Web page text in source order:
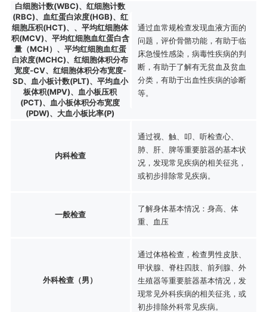
白细胞计数(WBC)、红细胞计数
(RBC)、血红蛋白浓度(HGB)、红
细胞压积(HCT)、、平均红细胞体
积(MCV)、平均红细胞血红蛋白含
量（MCH）、平均红细胞血红蛋
白浓度(MCHC)、红细胞体积分布
宽度-CV、红细胞体积分布宽度-
SD、血小板计数(PLT)、平均血小
板体积(MPV)、血小板压积
(PCT)、血小板体积分布宽度
(PDW)、大血小板比率(P)
通过血常规检查发现血液方面的
问题，评价骨骼功能，有助于临
床急慢性感染，病毒性疾病的判
断，有助于了解有无贫血及贫血
分类，有助于出血性疾病的诊断
等。
内科检查
通过视、触、叩、听检查心、
肺、肝、脾等重要脏器的基本状
况，发现常见疾病的相关征兆，
或初步排除常见疾病。
一般检查
了解身体基本情况：身高、体
重、血压
外科检查（男）
通过体格检查，检查男性皮肤、
甲状腺、脊柱四肢、前列腺、外
生殖器等重要脏器基本情况，发
现常见外科疾病的相关征兆，或
初步排除外科常见疾病。